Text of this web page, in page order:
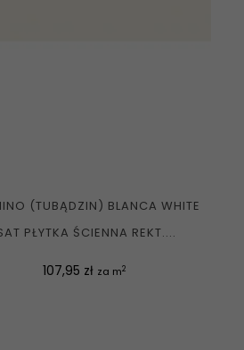
(TUBĄDZIN) BLANCA WHITE
PŁYTKA ŚCIENNA REKT....
Cena
107,95 zł za m2